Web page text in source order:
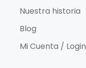
Nuestra historia
Blog
Mi Cuenta / Login